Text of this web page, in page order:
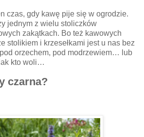
czas, gdy kawę pije się w ogrodzie.
jednym z wielu stoliczków
zakątkach. Bo też kawowych
stolikiem i krzesełkami jest u nas bez
orzechem, pod modrzewiem… lub
kto woli…
czarna?